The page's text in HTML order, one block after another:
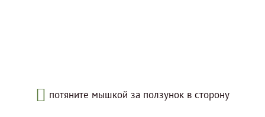
потяните мышкой за ползунок в сторону